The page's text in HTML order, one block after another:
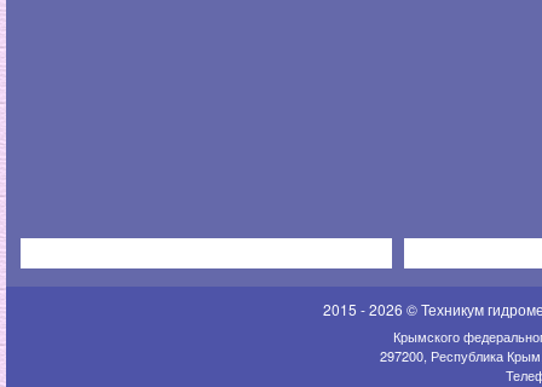
2015 - 2026 © Техникум
Крымского
297200, Республика